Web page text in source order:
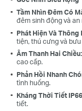
Tầm Nhìn Đêm Có
đêm sinh động và an
Phát Hiện Và Thông
tiện, thú cưng và bưu
Âm Thanh Hai Chiều:
cao cấp.
Phản Hồi Nhanh
tình huống.
Kháng Thời Tiết
tiết.